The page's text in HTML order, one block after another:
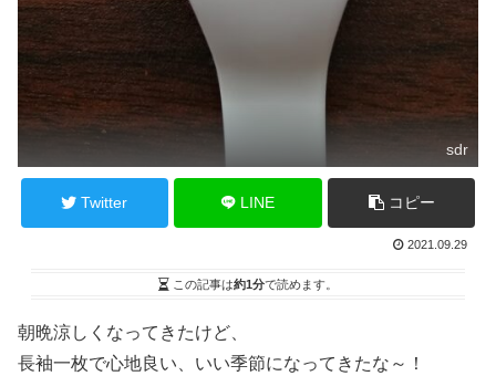
sdr
Twitter LINE コピー
2021.09.29
この記事は約1分で読めます。
朝晩涼しくなってきたけど、
長袖一枚で心地良い、いい季節になってきたな～！